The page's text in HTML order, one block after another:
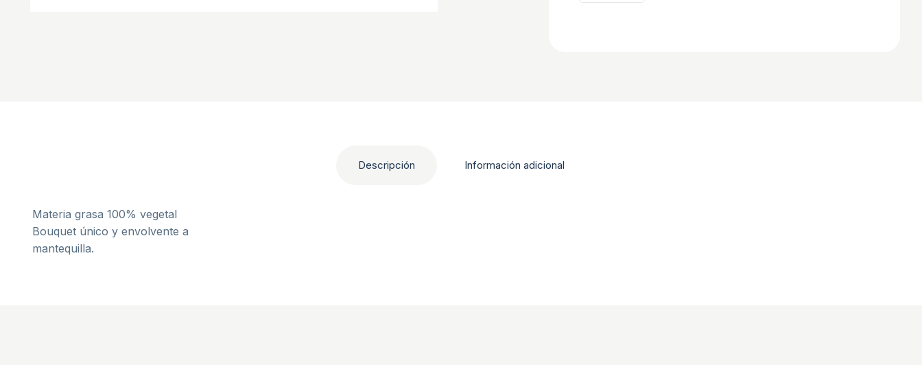
Descripción Información adicional
Materia grasa 100% vegetal
Bouquet único y envolvente a
mantequilla.